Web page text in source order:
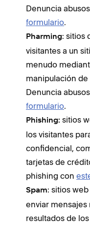
Denuncia
formulario.
Pharming: sitios
visitantes a un
menudo
manipulación
Denuncia
formulario.
Phishing: sitios
los visitantes
confidencial,
tarjetas de
phishing con
Spam: sitios
enviar mensajes
resultados de